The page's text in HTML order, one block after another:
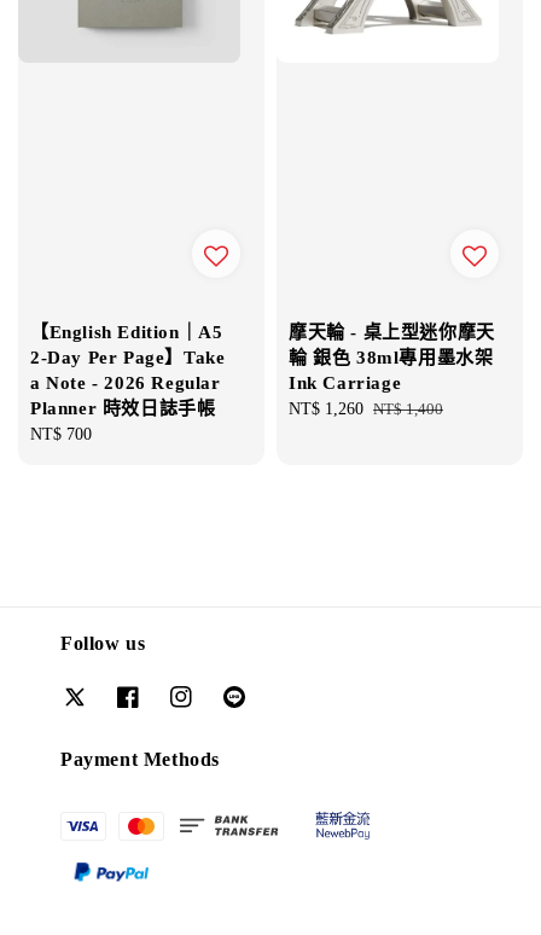
【English Edition｜A5
2-Day Per Page】Take
a Note - 2026 Regular
Planner 時效日誌手帳
Regular
NT$ 700
摩天輪 - 桌上型迷你摩天
輪 銀色 38ml專用墨水架
Ink Carriage
Sale
NT$ 1,260 Regular
NT$ 1,400
Follow us
Payment Methods